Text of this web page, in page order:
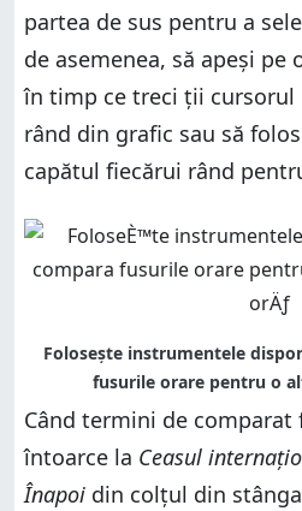
partea de sus pentru a
de asemenea, să apeși pe
în timp ce treci ții cursorul
rând din grafic sau să
capătul fiecărui rând
Când termini de
întoarce la Ceasul
Înapoi din colțul din